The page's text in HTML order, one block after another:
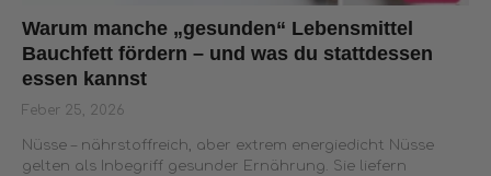
Warum manche „gesunden“ Lebensmittel
Bauchfett fördern – und was du stattdessen
essen kannst
Feber 25, 2026
Nüsse – nährstoffreich, aber extrem energiedicht Nüsse
gelten als Inbegriff gesunder Ernährung. Sie liefern